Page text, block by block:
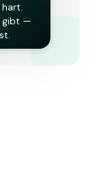
gibt —